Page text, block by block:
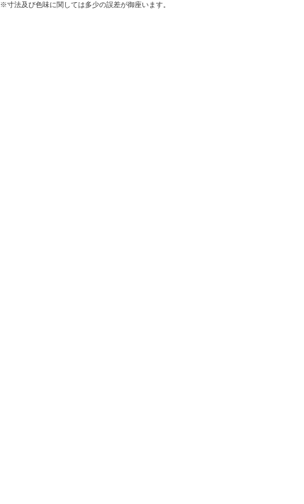
※寸法及び色味に関しては多少の誤差が御座います。